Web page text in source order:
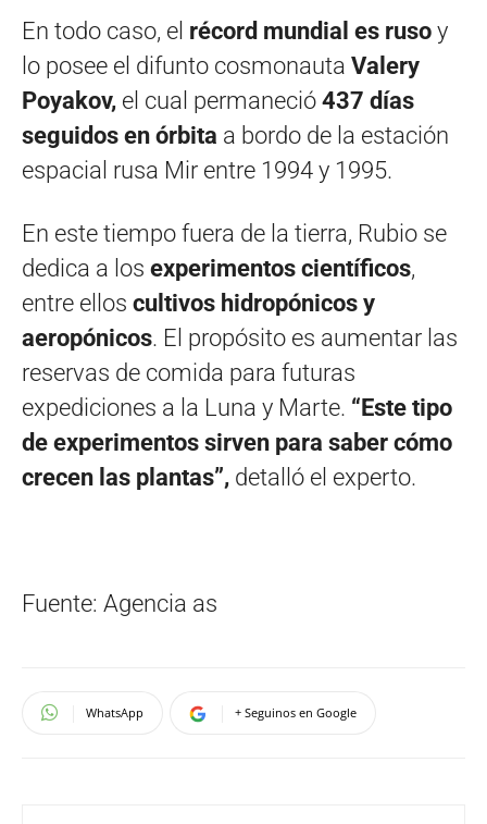
En todo caso, el récord mundial es ruso y
lo posee el difunto cosmonauta Valery
Poyakov, el cual permaneció 437 días
seguidos en órbita a bordo de la estación
espacial rusa Mir entre 1994 y 1995.
En este tiempo fuera de la tierra, Rubio se
dedica a los experimentos científicos,
entre ellos cultivos hidropónicos y
aeropónicos. El propósito es aumentar las
reservas de comida para futuras
expediciones a la Luna y Marte. “Este tipo
de experimentos sirven para saber cómo
crecen las plantas”, detalló el experto.
Fuente: Agencia as
WhatsApp + Seguinos en Google